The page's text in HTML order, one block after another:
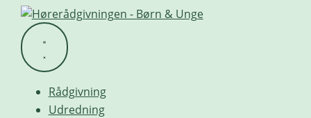
Videre
indhold
Rådgivning
Udredning